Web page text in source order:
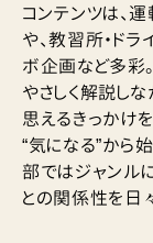
コンテンツは、
や、教習所・ド
ボ企画など多彩
やさしく解説しな
思えるきっかけ
“気になる”から
部ではジャンル
との関係性を日